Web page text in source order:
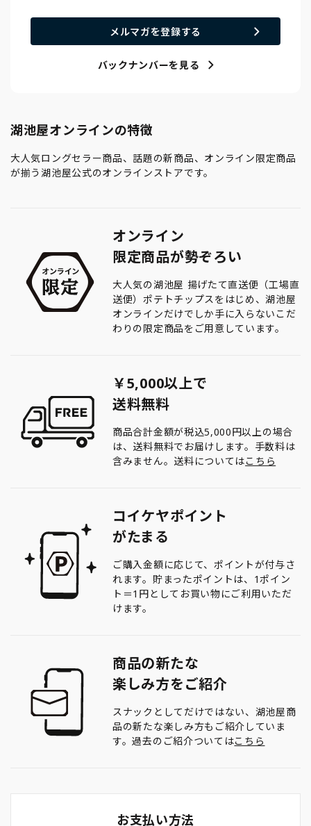
メルマガを登録する
バックナンバーを見る
湖池屋オンラインの特徴
大人気ロングセラー商品、話題の新商品、オンライン限定商品
が揃う湖池屋公式のオンラインストアです。
オンライン
限定商品が勢ぞろい
大人気の湖池屋 揚げたて直送便（工場直
送便）ポテトチップスをはじめ、湖池屋
オンラインだけでしか手に入らないこだ
わりの限定商品をご用意しています。
￥5,000以上で
送料無料
商品合計金額が税込5,000円以上の場合
は、送料無料でお届けします。手数料は
含みません。送料についてはこちら
コイケヤポイント
がたまる
ご購入金額に応じて、ポイントが付与さ
れます。貯まったポイントは、1ポイン
ト＝1円としてお買い物にご利用いただ
けます。
商品の新たな
楽しみ方をご紹介
スナックとしてだけではない、湖池屋商
品の新たな楽しみ方もご紹介していま
す。過去のご紹介ついてはこちら
お支払い方法